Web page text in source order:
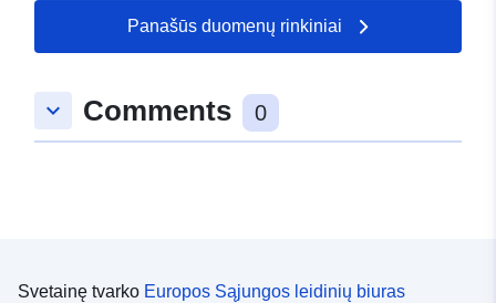
Panašūs duomenų rinkiniai
keyboard_arrow_down Comments 0
Svetainę tvarko Europos Sąjungos leidinių biuras